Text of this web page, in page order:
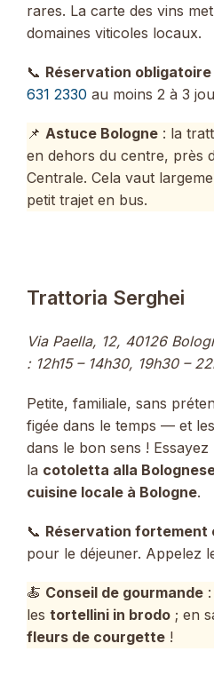
rares. La carte des vins
domaines viticoles locaux.
📞 Réservation obligatoire
631 2330 au moins 2 à 3
📌 Astuce Bologne : la
en dehors du centre, près
Centrale. Cela vaut
petit trajet en bus.
Trattoria Serghei
Via Paella, 12, 40126
: 12h15 – 14h30, 19h30 –
Petite, familiale, sans
figée dans le temps — et
dans le bon sens ! Essayez
la cotoletta alla
cuisine locale à Bologne.
📞 Réservation fortement
pour le déjeuner. Appelez
🍝 Conseil de gourmande
les tortellini in brodo ; en
fleurs de courgette !